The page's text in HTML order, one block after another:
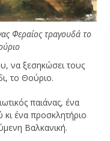
Φεραίος τραγουδά το
να ξεσηκώσει τους
το Θούριο.
παιάνας, ένα
ένα προσκλητήριο
Βαλκανική.